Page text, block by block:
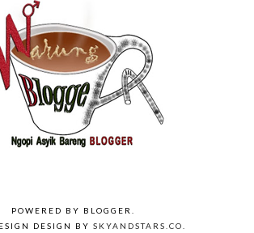
POWERED BY BLOGGER
DESIGN BY SKYANDSTARS.CO